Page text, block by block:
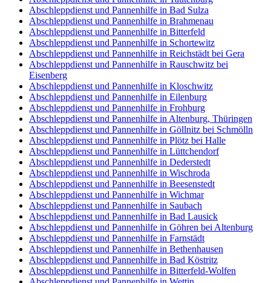
Abschleppdienst und Pannenhilfe in Bad Sulza
Abschleppdienst und Pannenhilfe in Brahmenau
Abschleppdienst und Pannenhilfe in Bitterfeld
Abschleppdienst und Pannenhilfe in Schortewitz
Abschleppdienst und Pannenhilfe in Reichstädt bei Gera
Abschleppdienst und Pannenhilfe in Rauschwitz bei
Eisenberg
Abschleppdienst und Pannenhilfe in Kloschwitz
Abschleppdienst und Pannenhilfe in Eilenburg
Abschleppdienst und Pannenhilfe in Frohburg
Abschleppdienst und Pannenhilfe in Altenburg, Thüringen
Abschleppdienst und Pannenhilfe in Göllnitz bei Schmölln
Abschleppdienst und Pannenhilfe in Plötz bei Halle
Abschleppdienst und Pannenhilfe in Lüttchendorf
Abschleppdienst und Pannenhilfe in Dederstedt
Abschleppdienst und Pannenhilfe in Wischroda
Abschleppdienst und Pannenhilfe in Beesenstedt
Abschleppdienst und Pannenhilfe in Wichmar
Abschleppdienst und Pannenhilfe in Saubach
Abschleppdienst und Pannenhilfe in Bad Lausick
Abschleppdienst und Pannenhilfe in Göhren bei Altenburg
Abschleppdienst und Pannenhilfe in Farnstädt
Abschleppdienst und Pannenhilfe in Bethenhausen
Abschleppdienst und Pannenhilfe in Bad Köstritz
Abschleppdienst und Pannenhilfe in Bitterfeld-Wolfen